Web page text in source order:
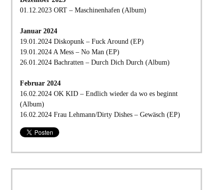
01.12.2023 ORT – Maschinenhafen (Album)
Januar 2024
19.01.2024 Diskopunk – Fuck Around (EP)
19.01.2024 A Mess – No Man (EP)
26.01.2024 Bachratten – Durch Dich Durch (Album)
Februar 2024
16.02.2024 OK KID – Endlich wieder da wo es beginnt
(Album)
16.02.2024 Frau Lehmann/Dirty Dishes – Gewäsch (EP)